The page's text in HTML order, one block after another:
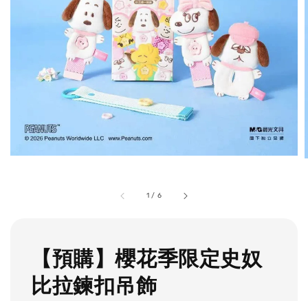
1 / 6
【預購】櫻花季限定史奴
比拉鍊扣吊飾